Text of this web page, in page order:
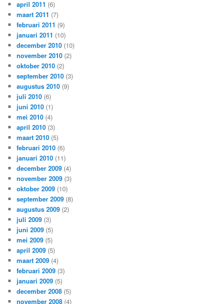
april 2011 (6)
maart 2011 (7)
februari 2011 (9)
januari 2011 (10)
december 2010 (10)
november 2010 (2)
oktober 2010 (2)
september 2010 (3)
augustus 2010 (9)
juli 2010 (6)
juni 2010 (1)
mei 2010 (4)
april 2010 (3)
maart 2010 (5)
februari 2010 (6)
januari 2010 (11)
december 2009 (4)
november 2009 (3)
oktober 2009 (10)
september 2009 (8)
augustus 2009 (2)
juli 2009 (3)
juni 2009 (5)
mei 2009 (5)
april 2009 (5)
maart 2009 (4)
februari 2009 (3)
januari 2009 (5)
december 2008 (5)
november 2008 (4)